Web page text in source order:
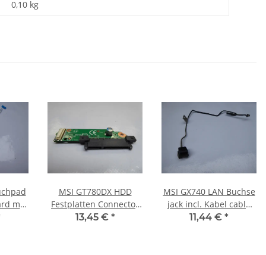
0,10 kg
mit
MSI GT780DX HDD
Festplatten Connector
Adapter MS-1761A
13,45 € *
MSI GX740 LAN Buchse
jack incl. Kabel cable
#3553
11,44 € *